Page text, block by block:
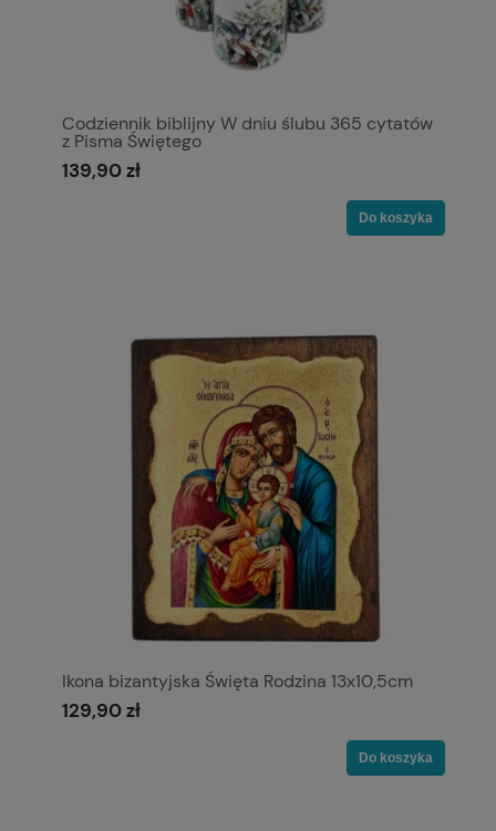
Codziennik biblijny W dniu ślubu 365 cytatów
z Pisma Świętego
139,90 zł
Do koszyka
Ikona bizantyjska Święta Rodzina 13x10,5cm
129,90 zł
Do koszyka